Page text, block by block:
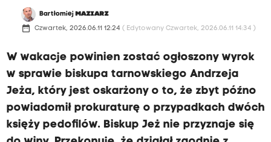
Bartłomiej MAZIARZ
date_range Czwartek, 2026.06.11 12:24 ( Edytowany Czwartek, 2026.06.11 14:34 )
W wakacje powinien zostać ogłoszony wyrok
w sprawie biskupa tarnowskiego Andrzeja
Jeża, który jest oskarżony o to, że zbyt późno
powiadomił prokuraturę o przypadkach dwóch
księży pedofilów. Biskup Jeż nie przyznaje się